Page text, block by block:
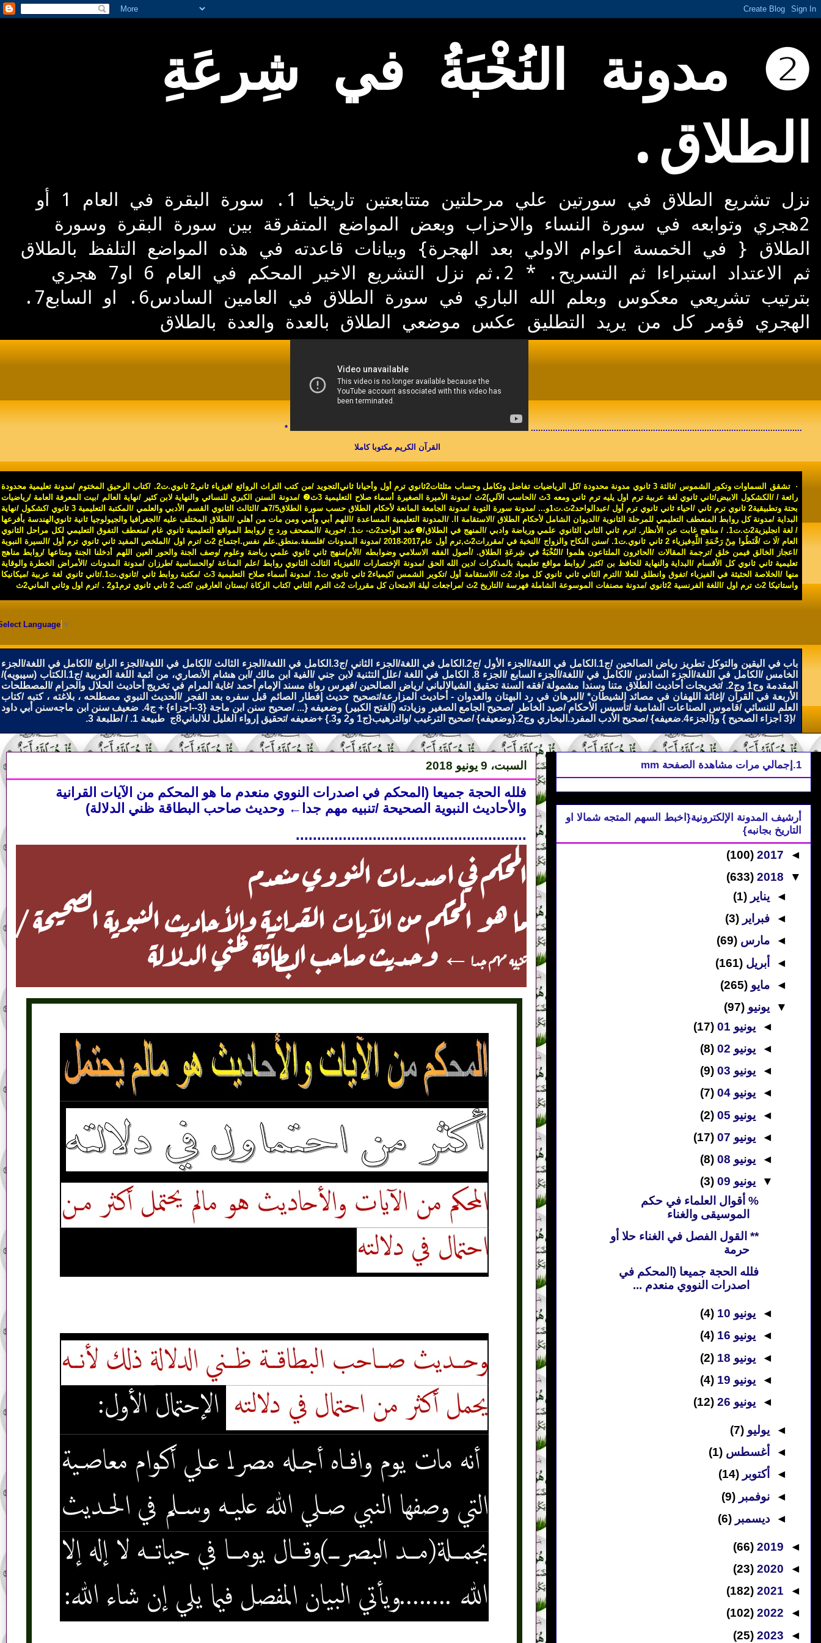
❷ مدونة النُخْبَةُ في شِرعَةِ
الطلاق.
نزل تشريع الطلاق في سورتين علي مرحلتين متتابعتين تاريخيا 1. سورة البقرة في العام 1 أو
2هجري وتوابعه في سورة النساء والاحزاب وبعض المواضع المتفرقة بين سورة البقرة وسورة
الطلاق { في الخمسة اعوام الاولي بعد الهجرة} وبيانات قاعدته في هذه المواضع التلفظ بالطلاق
ثم الاعتداد استبراءا ثم التسريح. * 2.ثم نزل التشريع الاخير المحكم في العام 6 او7 هجري
بترتيب تشريعي معكوس وبعلم الله الباري في سورة الطلاق في العامين السادس6. او السابع7.
الهجري فؤمر كل من يريد التطليق عكس موضعي الطلاق بالعدة والعدة بالطلاق
...............................................................................................................
*
القرآن الكريم مكتوبا كاملا
· تشقق السماوات وتكور الشموس /ثالثة 3 ثانوي مدونة محدودة /كل الرياضيات تفاضل وتكامل وحساب مثلثات2ثانوي ترم أول وأحيانا ثاني التجويد /من كتب التراث الروائع /فيزياء ثاني2 ثانوي.ت2 .
/كتاب الرحيق المختوم /مدونة تعليمية محدودة
رائعة / /الكشكول الابيض/ثاني ثانوي لغة عربية ترم اول يليه ترم ثاني ومعه 3ث /الحاسب الآلي)2ث /مدونة الأميرة الصغيرة أسماء صلاح التعليمية 3ث ❷
/مدونة السنن الكبري للنسائي والنهاية لابن كثير /نهاية العالم /بيت المعرفة العامة /رياضيات
بحتة وتطبيقية2 ثانوي ترم ثاني
/احياء ثاني ثانوي ترم أول /عبدالواحد2ث.ت1و ...
/مدونة سورة التوبة /مدونة الجامعة المانعة لأحكام الطلاق حسب سورة الطلاق7/5هـ /الثالث الثانوي القسم الأدبي والعلمي /المكتبة التعليمية 3 ثانوي /كشكول /نهاية
البداية /مدونة كل روابط المنعطف التعليمي للمرحلة الثانوية /الديوان الشامل لأحكام الطلاق /الاستقامة اا.
/المدونة التعليمية المساعدة /اللهم أبي وأمي ومن مات من أهلي/الطلاق المختلف عليه /الجغرافيا والجيولوجيا ثانية ثانويالهندسة بأفرعها
/ لغة انجليزية2ث.ت1 .
/مناهج غابت عن الأنظار .
/ترم ثاني الثاني الثانوي علمي ورياضة وادبي/المنهج في الطلاق/
❷ عبد الواحد2ث- ت1 .
/حورية /المصحف ورد ج /روابط المواقع التعليمية ثانوي غام /منعطف التفوق التعليمي لكل مراحل الثانوي
العام /لَا ت /قْنَطُوا مِنْ رَحْمَةِ اللَّهِفيزياء 2 ثاني ثانوي.ت1 .
/سنن النكاح والزواج /النخبة في /مقررات2ث,ترم أول عام2017-2018 /مدونة المدونات /فلسفة.منطق.علم نفس.اجتماع 2ث /ترم اول /الملخص المفيد ثاني ثانوي ترم أول /السيرة النبوية
/اعجاز الخالق فيمن خلق /ترجمة المقالات /الحائرون الملتاعون هلموا /النُخْبَةُ في شِرعَةِ الطلاق.
/أصول الفقه الاسلامي وضوابطه /الأم)منهج ثاني ثانوي علمي رياضة وعلوم /وصف الجنة والحور العين اللهم أدخلنا الجنة ومتاعها /روابط مناهج
تعليمية ثاني ثانوي كل الأقسام /البداية والنهاية للحافظ بن /كثبر /روابط مواقع تعليمية بالمذكرات /دين الله الحق /مدونة الإختصارات/الفيزياء الثالث الثانوي روابط /علم المناعة /والحساسية /طرزان /مدونة المدونات/الأمراض الخطرة والوقاية
منها /الخلاصة الحثيثة في الفيزياء /تفوق وانطلق للعلا /الترم الثاني ثاني ثانوي كل مواد 2ث /الاستقامة أول /تكوير الشمس /كيمياء2 ثاني ثانوي ت1 .
/مدونة أسماء صلاح التعليمية 3ث /مكتبة روابط ثاني /ثانوي.ت1 .
/ثاني ثانوي لغة عربية /ميكانيكا
واستاتيكا 2ث ترم اول
/اللغة الفرنسية 2ثانوي /مدونة مصنفات الموسوعة الشاملة فهرسة /التاريخ 2ث /مراجعات ليلة الامتحان كل مقررات 2ث الترم الثاني /كتاب الزكاة/بستان العارفين /كتب 2 ثاني ثانوي ترم1و2 .
/ترم اول وثاني الماني2ث
Language ▼
باب في اليقين والتوكل تطريز رياض الصالحين /ج1.الكامل في اللغة/الجزء الأول /ج2.الكامل في اللغة/الجزء الثاني /ج3.الكامل في اللغة/الجزء الثالث /الكامل في اللغة/الجزء الرابع /الكامل في اللغة/الجزء
الخامس / الكامل في اللغة/الجزء السادس /الكامل في /اللغة/الجزء السابع / الجزء 8. الكامل في اللغة /علل التثنية لابن جني /الفية ابن مالك /ابن هشام الأنصاري، من أئمة اللغة العربية /
ج1.الكتاب (سيبويه)/
المقدمة وج1 وج2
.
/تخريجات أحاديث الطلاق متنا وسندا مشمولة /فقه السنة تحقيق الشيالالباني /رياض الصالحين /فهرس رواة مسند الإمام أحمد /غاية المرام في تخريج أحاديث الحلال والحرام / المصطلحات
الأربعة في القرآن /إغاثة اللهفان في مصائد الشيطان*
/ البرهان في رد البهتان والعدوان - أحاديث المزارعة/تصحيح حديث إفطار الصائم قبل سفره بعد الفجر /الحديث النبوي مصطلحه ، بلاغته ، كتبه /كتاب
العلم للنسائي /قاموس الصناعات الشامية /تأسيس الأحكام /صيد الخاطر /صحيح الجامع الصغير وزيادته (الفتح الكبير) وضعيفه {...
/صحيح سنن ابن ماجة {3--اجزاء} + ج4. ضعيف سنن ابن ماجه
سنن أبي داود
/{3 اجزاء الصحيح } و{الجزء4.ضعيفه }
/صحيح الأدب المفرد.البخاري وج2.{وضعيفه }
/صحيح الترغيب /والترهيب{ج1 و2 و3.} +ضعيفه /تحقيق إرواء الغليل للالباني8ج طبيعة 1 .
/ /طلبعة 3 .
السبت، 9 يونيو 2018
فلله الحجة جميعا (المحكم في اصدرات النووي منعدم ما هو المحكم من الآيات القرانية
والأحاديث النبوية الصحيحة /تنبيه مهم جدا← وحديث صاحب البطاقة ظني الدلالة)
......................................................
المحكم في اصدرات النووي منعدم
ما هو المحكم من الآيات القرانية والأحاديث النبوية الصحيحة /
تنبيه مهم جدا ← وحديث صاحب البطاقة ظني الدلالة
1.إجمالي مرات مشاهدة الصفحة mm
أرشيف المدونة الإلكترونية{اخبط السهم المتجه شمالا او
التاريخ بجانبه}
◄
2017
(100)
▼
2018
(633)
◄ يناير (1)
◄ فبراير (3)
◄ مارس (69)
◄
أبريل (161)
◄ مايو (265)
▼ يونيو (97)
◄ يونيو 01
(17)
◄ يونيو 02
(8)
◄ يونيو 03
(9)
◄ يونيو 04
(7)
◄ يونيو 05
(2)
◄ يونيو 07
(17)
◄ يونيو 08
(8)
▼ يونيو 09
(3)
% أقوال العلماء في حكم
الموسيقى والغناء
** القول الفصل في الغناء حلا أو
حرمة
فلله الحجة جميعا (المحكم في
اصدرات النووي منعدم ...
◄ يونيو 10
(4)
◄ يونيو 16
(4)
◄ يونيو 18
(2)
◄ يونيو 19
(4)
◄ يونيو 26 (12)
◄ يوليو (7)
◄
أغسطس (1)
◄
أكتوبر (14)
◄ نوفمبر (9)
◄ديسمبر (6)
◄
2019
(66)
◄
2020
(23)
◄
2021
(182)
◄
2022
(102)
◄
2023
(25)